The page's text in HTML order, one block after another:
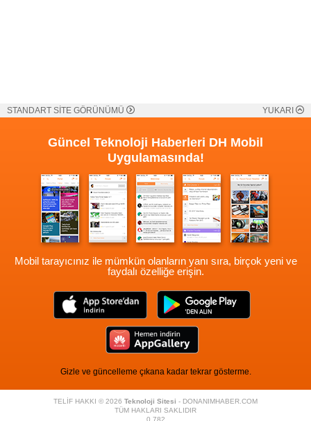
STANDART SİTE GÖRÜNÜMÜ YUKARI
Güncel Teknoloji Haberleri DH Mobil
Uygulamasında!
Mobil tarayıcınız ile mümkün olanların yanı sıra, birçok yeni ve
faydalı özelliğe erişin.
Gizle ve güncelleme çıkana kadar tekrar gösterme.
TELİF HAKKI © 2026 Teknoloji Sitesi - DONANIMHABER.COM
TÜM HAKLARI SAKLIDIR